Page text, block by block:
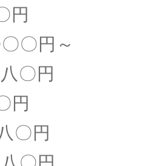
円～
円
〇円